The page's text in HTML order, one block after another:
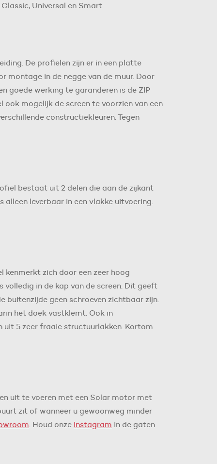
Universal en Smart
De profielen zijn er in een platte
montage in de negge van de muur. Door
goede werking te garanderen is de ZIP
mogelijk de screen te voorzien van een
constructiekleuren. Tegen
bestaat uit 2 delen die aan de zijkant
leverbaar in een vlakke uitvoering.
zich door een zeer hoog
in de kap van de screen. Dit geeft
geen schroeven zichtbaar zijn.
het doek vastklemt. Ook in
uit 5 zeer fraaie structuurlakken. Kortom
uit te voeren met een Solar motor met
zit of wanneer u gewoonweg minder
. Houd onze Instagram in de gaten